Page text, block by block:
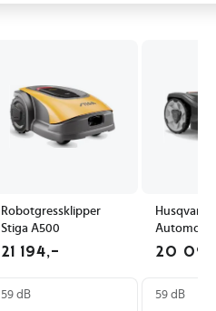
Robotgressklipper
Stiga A500
21 194,-
Husqvarna
Ii
20
59 dB 59 dB